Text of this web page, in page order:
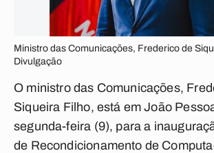
Ministro das Comunicações, Frederico de
Divulgação
O ministro das Comunicações,
Siqueira Filho, está em João
segunda-feira (9), para a
de Recondicionamento de